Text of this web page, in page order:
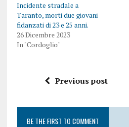
Incidente stradale a
Taranto, morti due giovani
fidanzati di 23 e 25 anni.
26 Dicembre 2023
In "Cordoglio"
Previous post
BE THE FIRST TO COMMENT